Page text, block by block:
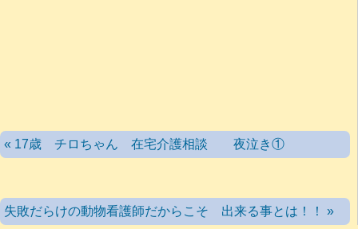
« 17歳 チロちゃん 在宅介護相談 夜泣き①
失敗だらけの動物看護師だからこそ 出来る事とは！！ »